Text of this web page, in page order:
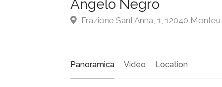
Angelo Negro
Frazione Sant'Anna, 1, 12040
Panoramica Video Location